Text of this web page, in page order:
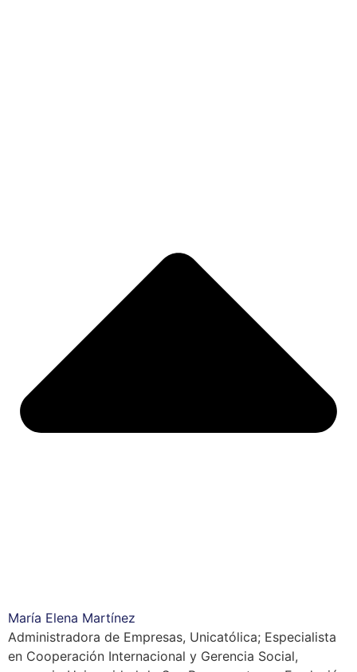
María Elena Martínez
Administradora de Empresas, Unicatólica; Especialista
en Cooperación Internacional y Gerencia Social,